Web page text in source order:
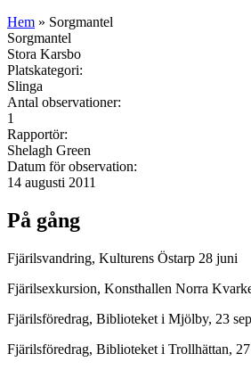
Hem » Sorgmantel
Sorgmantel
Stora Karsbo
Platskategori:
Slinga
Antal observationer:
1
Rapportör:
Shelagh Green
Datum för observation:
14 augusti 2011
På gång
Fjärilsvandring, Kulturens Östarp 28 juni
Fjärilsexkursion, Konsthallen Norra
Fjärilsföredrag, Biblioteket i Mjölby, 23
Fjärilsföredrag, Biblioteket i Trollhättan,